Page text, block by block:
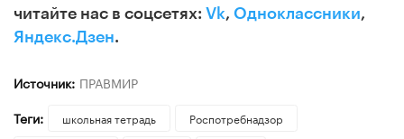
читайте нас в соцсетях: Vk, Одноклассники,
Яндекс.Дзен.
Источник: ПРАВМИР
Теги:
школьная тетрадь
Роспотребнадзор